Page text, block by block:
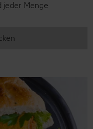
jeder Menge